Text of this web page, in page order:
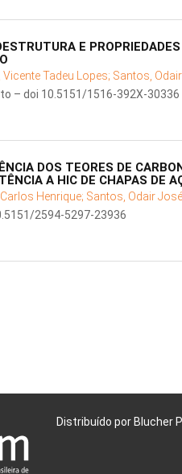
E
Vicente Tadeu Lopes; Santos,
– doi 10.5151/1516-392X-30336
DOS TEORES DE
A HIC DE CHAPAS DE
Henrique; Santos, Odair
2594-5297-23936
Distribuído por Blucher